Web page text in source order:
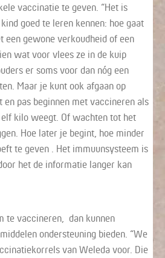
vaccinatie te geven. “Het is
goed te leren kennen: hoe gaat
een gewone verkoudheid of een
wat voor vlees ze in de kuip
er soms voor dan nóg een
Maar je kunt ook afgaan op
pas beginnen met vaccineren als
kilo weegt. Of wachten tot het
Hoe later je begint, hoe minder
te geven . Het immuunsysteem is
het de informatie langer kan
te vaccineren, dan kunnen
ondersteuning bieden. “We
van Weleda voor. Die